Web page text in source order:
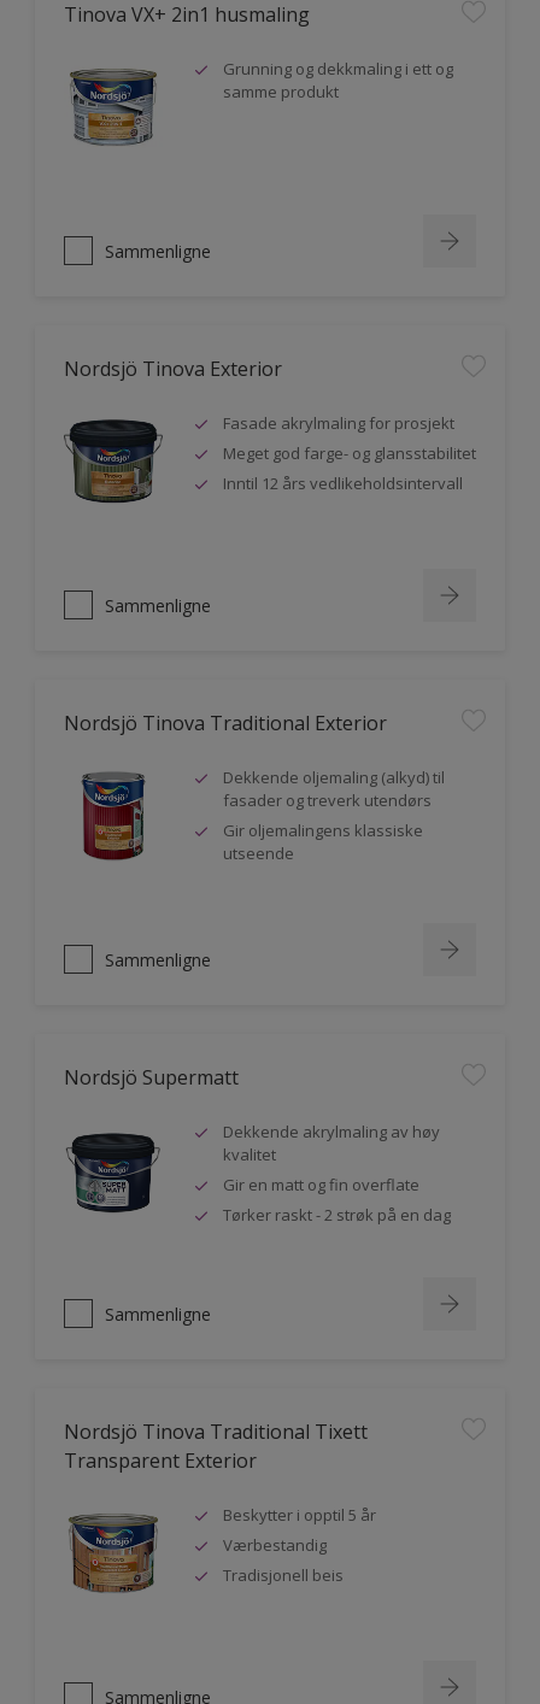
Tinova VX+ 2in1 husmaling
Grunning og dekkmaling i ett og
samme produkt
Sammenligne
Nordsjö Tinova Exterior
Fasade akrylmaling for prosjekt
Meget god farge- og glansstabilitet
Inntil 12 års vedlikeholdsintervall
Sammenligne
Nordsjö Tinova Traditional Exterior
Dekkende oljemaling (alkyd) til
fasader og treverk utendørs
Gir oljemalingens klassiske
utseende
Sammenligne
Nordsjö Supermatt
Dekkende akrylmaling av høy
kvalitet
Gir en matt og fin overflate
Tørker raskt - 2 strøk på en dag
Sammenligne
Nordsjö Tinova Traditional Tixett
Transparent Exterior
Beskytter i opptil 5 år
Værbestandig
Tradisjonell beis
Sammenligne